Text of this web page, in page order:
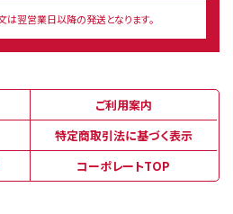
翌営業日以降の発送となります。
ご利用案内
特定商取引法に基づく表示
コーポレートTOP